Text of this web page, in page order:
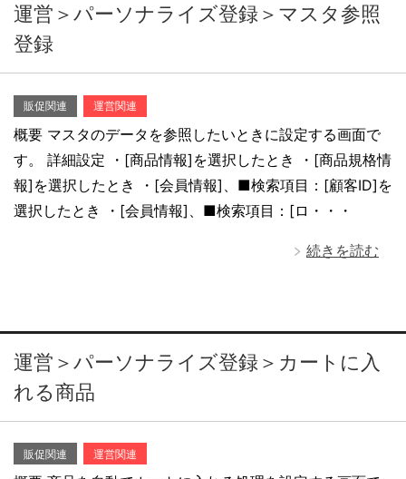
運営＞パーソナライズ登録＞マスタ参照
登録
販促関連 運営関連
概要 マスタのデータを参照したいときに設定する画面で
す。 詳細設定 ・[商品情報]を選択したとき ・[商品規格情
報]を選択したとき ・[会員情報]、■検索項目：[顧客ID]を
選択したとき ・[会員情報]、■検索項目：[ロ・・・
続きを読む
運営＞パーソナライズ登録＞カートに入
れる商品
販促関連 運営関連